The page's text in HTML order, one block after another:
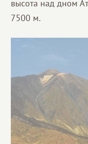
высота над дном
7500 м.